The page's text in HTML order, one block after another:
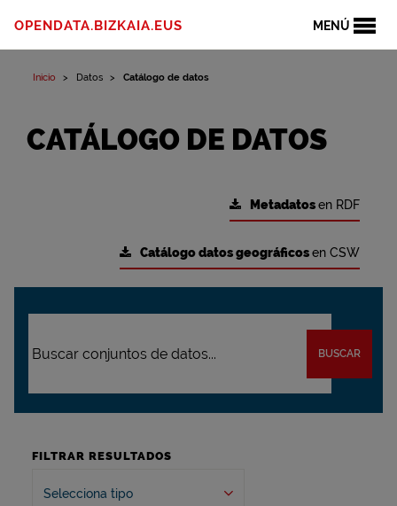
MENÚ
OPENDATA.BIZKAIA.EUS
Inicio Datos Catálogo de datos
CATÁLOGO DE DATOS
Metadatosen RDF
Catálogo datos geográficosen CSW
BUSCAR
FILTRAR RESULTADOS
Selecciona tipo